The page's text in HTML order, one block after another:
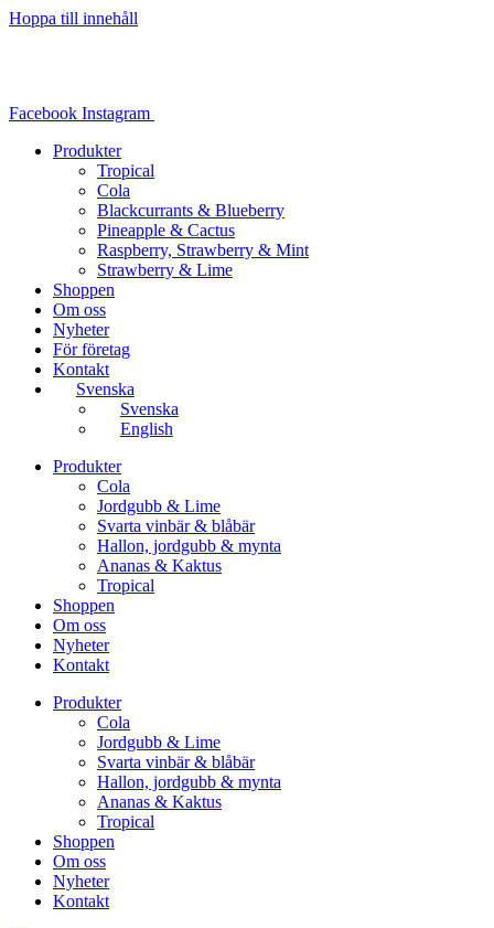
Hoppa till innehåll
Facebook Instagram
Produkter
Tropical
Cola
Blackcurrants & Blueberry
Pineapple & Cactus
Raspberry, Strawberry & Mint
Strawberry & Lime
Shoppen
Om oss
Nyheter
För företag
Kontakt
Svenska
Svenska
English
Produkter
Cola
Jordgubb & Lime
Svarta vinbär & blåbär
Hallon, jordgubb & mynta
Ananas & Kaktus
Tropical
Shoppen
Om oss
Nyheter
Kontakt
Produkter
Cola
Jordgubb & Lime
Svarta vinbär & blåbär
Hallon, jordgubb & mynta
Ananas & Kaktus
Tropical
Shoppen
Om oss
Nyheter
Kontakt